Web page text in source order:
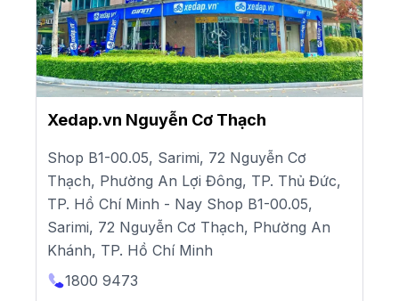
Xedap.vn Nguyễn Cơ Thạch
Shop B1-00.05, Sarimi, 72 Nguyễn Cơ
Thạch, Phường An Lợi Đông, TP. Thủ Đức,
TP. Hồ Chí Minh - Nay Shop B1-00.05,
Sarimi, 72 Nguyễn Cơ Thạch, Phường An
Khánh, TP. Hồ Chí Minh
1800 9473